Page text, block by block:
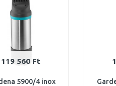
119 560 Ft
5900/4 inox